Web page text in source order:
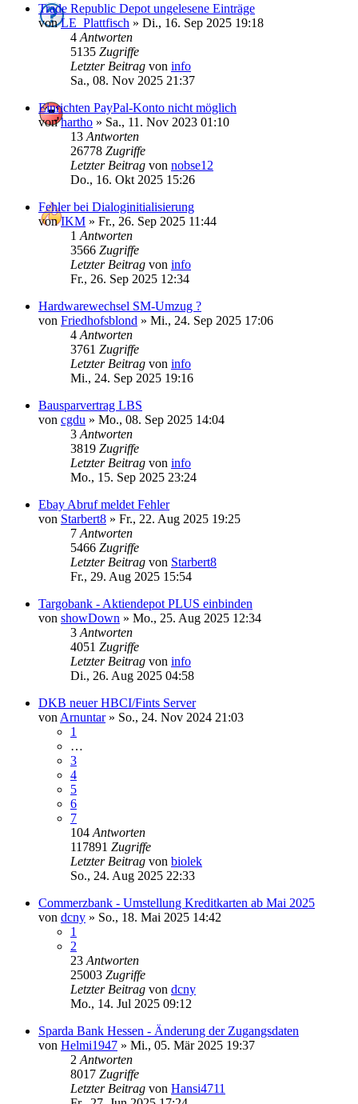
Trade Republic Depot ungelesene Einträge
vonLE_Plattfisch » Di., 16. Sep 2025 19:18
4 Antworten
5135 Zugriffe
Letzter Beitrag von info
Sa., 08. Nov 2025 21:37
Einrichten PayPal-Konto nicht möglich
vonhartho » Sa., 11. Nov 2023 01:10
13 Antworten
26778 Zugriffe
Letzter Beitrag von nobse12
Do., 16. Okt 2025 15:26
Fehler bei Dialoginitialisierung
vonIKM » Fr., 26. Sep 2025 11:44
1 Antworten
3566 Zugriffe
Letzter Beitrag von info
Fr., 26. Sep 2025 12:34
Hardwarewechsel SM-Umzug ?
von Friedhofsblond » Mi., 24. Sep 2025 17:06
4 Antworten
3761 Zugriffe
Letzter Beitrag von info
Mi., 24. Sep 2025 19:16
Bausparvertrag LBS
von cgdu » Mo., 08. Sep 2025 14:04
3 Antworten
3819 Zugriffe
Letzter Beitrag von info
Mo., 15. Sep 2025 23:24
Ebay Abruf meldet Fehler
von Starbert8 » Fr., 22. Aug 2025 19:25
7 Antworten
5466 Zugriffe
Letzter Beitrag von Starbert8
Fr., 29. Aug 2025 15:54
Targobank - Aktiendepot PLUS einbinden
von showDown » Mo., 25. Aug 2025 12:34
3 Antworten
4051 Zugriffe
Letzter Beitrag von info
Di., 26. Aug 2025 04:58
DKB neuer HBCI/Fints Server
von Arnuntar» So., 24. Nov 2024 21:03
1
…
3
4
5
6
7
104 Antworten
117891 Zugriffe
Letzter Beitrag von biolek
So., 24. Aug 2025 22:33
Commerzbank - Umstellung Kreditkarten ab Mai 2025
von dcny » So., 18. Mai 2025 14:42
1
2
23 Antworten
25003 Zugriffe
Letzter Beitrag von dcny
Mo., 14. Jul 2025 09:12
Sparda Bank Hessen - Änderung der Zugangsdaten
von Helmi1947 » Mi., 05. Mär 2025 19:37
2 Antworten
8017 Zugriffe
Letzter Beitrag von Hansi4711